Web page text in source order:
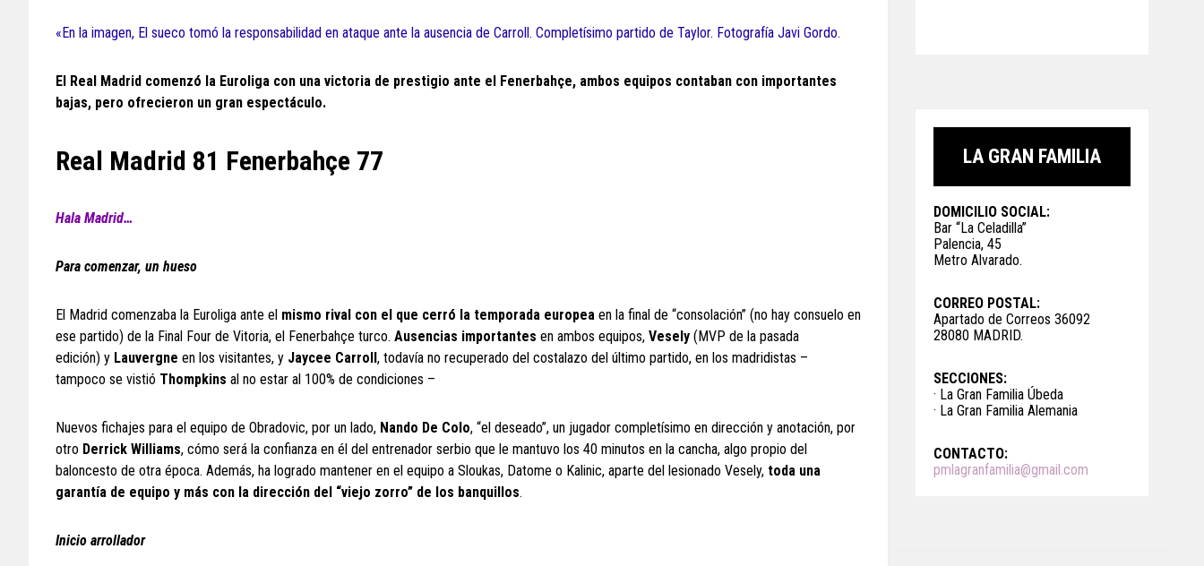
«En la imagen, El sueco tomó la responsabilidad en ataque ante la ausencia de Carroll. Completísimo partido de Taylor. Fotografía Javi Gordo.
El Real Madrid comenzó la Euroliga con una victoria de prestigio ante el Fenerbahçe, ambos equipos contaban con importantes
bajas, pero ofrecieron un gran espectáculo.
Real Madrid 81 Fenerbahçe 77
Hala Madrid…
Para comenzar, un hueso
El Madrid comenzaba la Euroliga ante el mismo rival con el que cerró la temporada europea en la final de “consolación” (no hay consuelo en
ese partido) de la Final Four de Vitoria, el Fenerbahçe turco. Ausencias importantes en ambos equipos, Vesely (MVP de la pasada
edición) y Lauvergne en los visitantes, y Jaycee Carroll, todavía no recuperado del costalazo del último partido, en los madridistas –
tampoco se vistió Thompkins al no estar al 100% de condiciones –
Nuevos fichajes para el equipo de Obradovic, por un lado, Nando De Colo, “el deseado”, un jugador completísimo en dirección y anotación, por
otro Derrick Williams, cómo será la confianza en él del entrenador serbio que le mantuvo los 40 minutos en la cancha, algo propio del
baloncesto de otra época. Además, ha logrado mantener en el equipo a Sloukas, Datome o Kalinic, aparte del lesionado Vesely, toda una
garantía de equipo y más con la dirección del “viejo zorro” de los banquillos.
Inicio arrollador
LA GRAN FAMILIA
DOMICILIO SOCIAL:
Bar “La Celadilla”
Palencia, 45
Metro Alvarado.
CORREO POSTAL:
Apartado de Correos 36092
28080 MADRID.
SECCIONES:
· La Gran Familia Úbeda
· La Gran Familia Alemania
CONTACTO:
pmlagranfamilia@gmail.com